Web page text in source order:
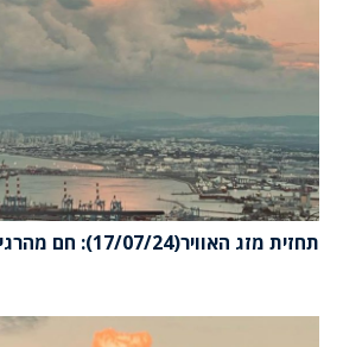
תחזית מזג האוויר(17/07/24): חם מהרגיל לעונה